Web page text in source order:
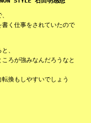
く仕事をされていたので
、
ろが強みなんだろうなと
換もしやすいでしょう